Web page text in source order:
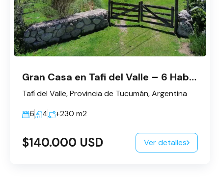
Gran Casa en Tafi del Valle – 6 Habitaciones
Tafí del Valle, Provincia de Tucumán, Argentina
6
4 +230 m2
$140.000 USD Ver detalles